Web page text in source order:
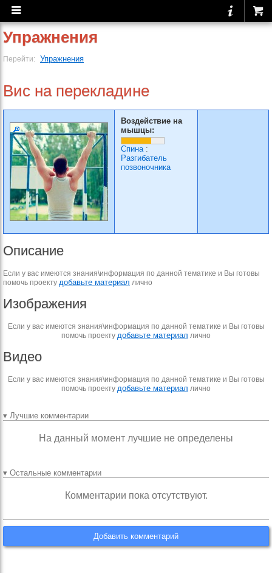
Упражнения
Перейти: Упражнения
Вис на перекладине
Воздействие на
мышцы:
Спина:
Разгибатель
позвоночника
Описание
Если у вас имеются знания\информация по данной тематике и Вы готовы
помочь проекту добавьте материал лично
Изображения
Если у вас имеются знания\информация по данной тематике и Вы готовы
помочь проекту добавьте материал лично
Видео
Если у вас имеются знания\информация по данной тематике и Вы готовы
помочь проекту добавьте материал лично
▾ Лучшие комментарии
На данный момент лучшие не определены
▾ Остальные комментарии
Комментарии пока отсутствуют.
Добавить комментарий